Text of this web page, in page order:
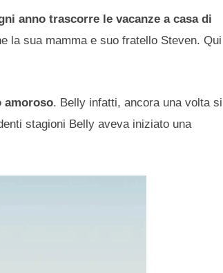
anno trascorre le vacanze a casa di
la sua mamma e suo fratello Steven. Qui
amoroso. Belly infatti, ancora una volta si
stagioni Belly aveva iniziato una